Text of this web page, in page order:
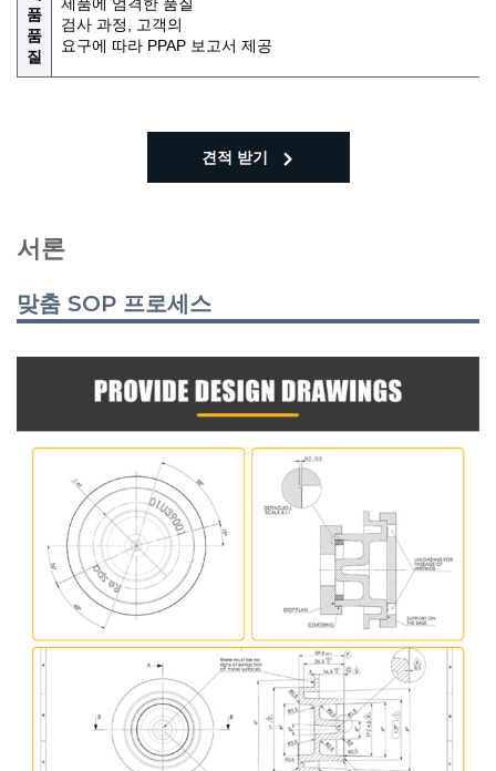
품
품
질
제품에 엄격한 품질
검사 과정, 고객의
요구에 따라 PPAP 보고서 제공
견적 받기
서론
맞춤 SOP 프로세스